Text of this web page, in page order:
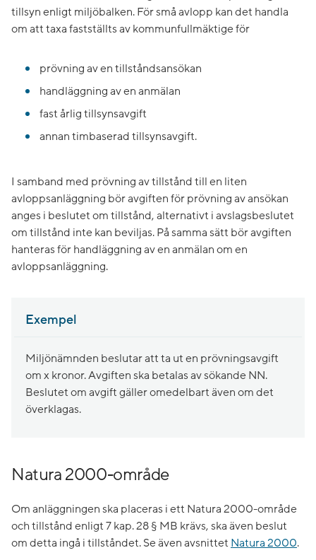
tillsyn enligt miljöbalken. För små avlopp kan det handla
om att taxa fastställts av kommunfullmäktige för
prövning av en tillståndsansökan
handläggning av en anmälan
fast årlig tillsynsavgift
annan timbaserad tillsynsavgift.
I samband med prövning av tillstånd till en liten
avloppsanläggning bör avgiften för prövning av ansökan
anges i beslutet om tillstånd, alternativt i avslagsbeslutet
om tillstånd inte kan beviljas. På samma sätt bör avgiften
hanteras för handläggning av en anmälan om en
avloppsanläggning.
Exempel
Miljönämnden beslutar att ta ut en prövningsavgift
om x kronor. Avgiften ska betalas av sökande NN.
Beslutet om avgift gäller omedelbart även om det
överklagas.
Natura 2000-område
Om anläggningen ska placeras i ett Natura 2000-område
och tillstånd enligt 7 kap. 28 § MB krävs, ska även beslut
om detta ingå i tillståndet. Se även avsnittet Natura 2000.